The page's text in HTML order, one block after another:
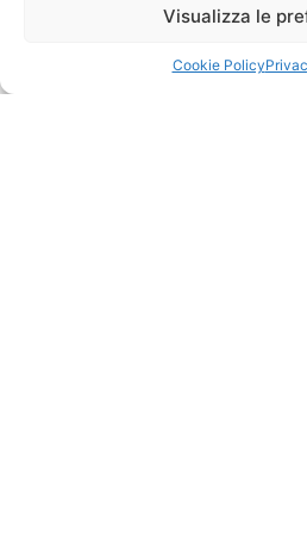
Visualizza le
Cookie Policy
Il credito d’imposta non spetta
sono stati persi i benefici